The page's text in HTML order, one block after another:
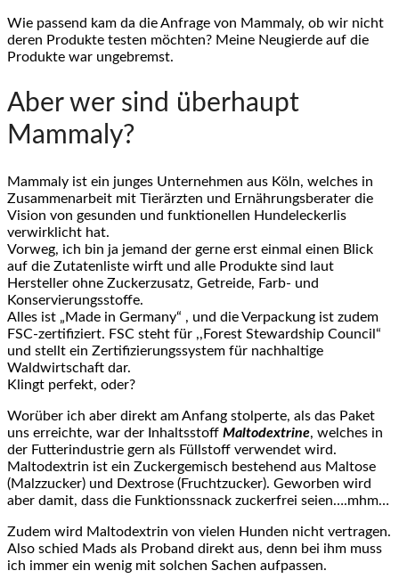
Wie passend kam da die Anfrage von Mammaly, ob wir nicht
deren Produkte testen möchten? Meine Neugierde auf die
Produkte war ungebremst.
Aber wer sind überhaupt
Mammaly?
Mammaly ist ein junges Unternehmen aus Köln, welches in
Zusammenarbeit mit Tierärzten und Ernährungsberater die
Vision von gesunden und funktionellen Hundeleckerlis
verwirklicht hat.
Vorweg, ich bin ja jemand der gerne erst einmal einen Blick
auf die Zutatenliste wirft und alle Produkte sind laut
Hersteller ohne Zuckerzusatz, Getreide, Farb- und
Konservierungsstoffe.
Alles ist „Made in Germany“ , und die Verpackung ist zudem
FSC-zertifiziert. FSC steht für ,,Forest Stewardship Council“
und stellt ein Zertifizierungssystem für nachhaltige
Waldwirtschaft dar.
Klingt perfekt, oder?
Worüber ich aber direkt am Anfang stolperte, als das Paket
uns erreichte, war der Inhaltsstoff Maltodextrine, welches in
der Futterindustrie gern als Füllstoff verwendet wird.
Maltodextrin ist ein Zuckergemisch bestehend aus Maltose
(Malzzucker) und Dextrose (Fruchtzucker). Geworben wird
aber damit, dass die Funktionssnack zuckerfrei seien….mhm…
Zudem wird Maltodextrin von vielen Hunden nicht vertragen.
Also schied Mads als Proband direkt aus, denn bei ihm muss
ich immer ein wenig mit solchen Sachen aufpassen.